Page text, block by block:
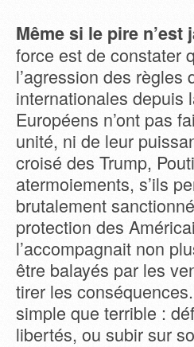
Même si le pire n’est
force est de constater
l’agression des
internationales depuis
Européens n’ont pas
unité, ni de leur
croisé des Trump,
atermoiements, s’ils
brutalement
protection des
l’accompagnait non
être balayés par les
tirer les
simple que terrible :
libertés, ou subir sur